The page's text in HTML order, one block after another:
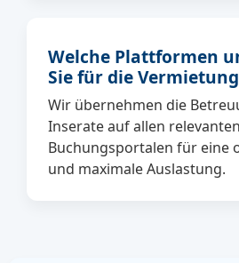
Welche Plattformen
Sie für die
Wir übernehmen die
Inserate auf allen relevanten
Buchungsportalen für eine
und maximale Auslastung.